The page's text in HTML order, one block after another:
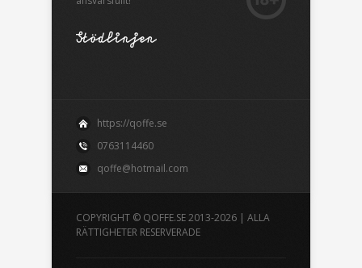
https://qoffe.se
0763114460
qoffe@hotmail.com
COPYRIGHT © QOFFE.SE 2013-2026 | ALLA
RÄTTIGHETER RESERVERADE